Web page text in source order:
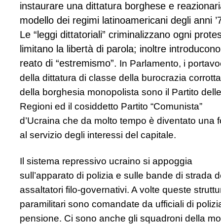
instaurare una dittatura borghese e
modello dei regimi latinoamericani degli anni
Le “leggi dittatoriali” criminalizzano ogni
limitano la libertà di parola; inoltre
reato di “estremismo”. In Parlamento, i
della dittatura di classe della burocrazia
della borghesia monopolista sono il Partito delle
Regioni ed il cosiddetto Partito “Comunista”
d’Ucraina che da molto tempo è diventato una
al servizio degli interessi del capitale.
Il sistema repressivo ucraino si appoggia
sull’apparato di polizia e sulle bande di strada
assaltatori filo-governativi. A volte queste
paramilitari sono comandate da ufficiali di
pensione. Ci sono anche gli squadroni della